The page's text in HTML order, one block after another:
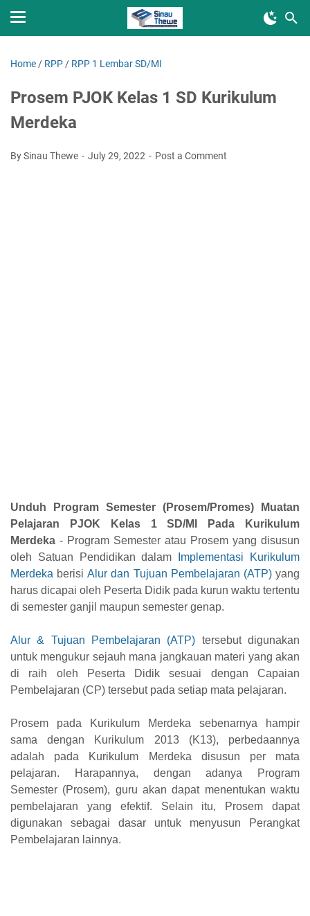
Home / RPP / RPP 1 Lembar SD/MI
Prosem PJOK Kelas 1 SD Kurikulum
Merdeka
By Sinau Thewe July 29, 2022 Post a Comment
Unduh Program Semester (Prosem/Promes) Muatan
Pelajaran PJOK Kelas 1 SD/MI Pada Kurikulum
Merdeka - Program Semester atau Prosem yang disusun
oleh Satuan Pendidikan dalam
Implementasi Kurikulum
Merdeka berisi Alur dan Tujuan Pembelajaran (ATP) yang
harus dicapai oleh Peserta Didik pada kurun waktu tertentu
di semester ganjil maupun semester genap.
Alur & Tujuan Pembelajaran (ATP) tersebut digunakan
untuk mengukur sejauh mana jangkauan materi yang akan
di raih oleh Peserta Didik sesuai dengan Capaian
Pembelajaran (CP) tersebut pada setiap mata pelajaran.
Prosem pada Kurikulum Merdeka sebenarnya hampir
sama dengan Kurikulum 2013 (K13), perbedaannya
adalah pada Kurikulum Merdeka disusun per mata
pelajaran. Harapannya, dengan adanya Program
Semester (Prosem), guru akan dapat menentukan waktu
pembelajaran yang efektif. Selain itu, Prosem dapat
digunakan sebagai dasar untuk menyusun Perangkat
Pembelajaran lainnya.